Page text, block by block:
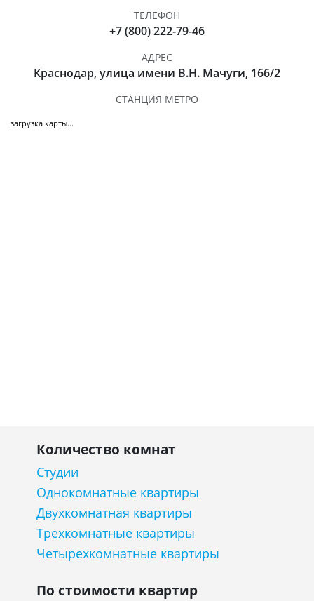
ТЕЛЕФОН
+7 (800) 222-79-46
АДРЕС
Краснодар, улица имени В.Н. Мачуги, 166/2
СТАНЦИЯ МЕТРО
загрузка карты...
Количество комнат
Студии
Однокомнатные квартиры
Двухкомнатная квартиры
Трехкомнатные квартиры
Четырехкомнатные квартиры
По стоимости квартир